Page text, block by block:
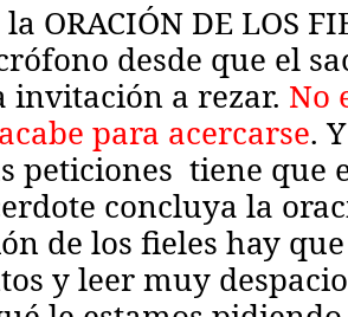
ORACIÓN DE LOS
desde que el
invitación a rezar. No
para acercarse.
peticiones tiene que
concluya la
de los fieles hay
y leer muy